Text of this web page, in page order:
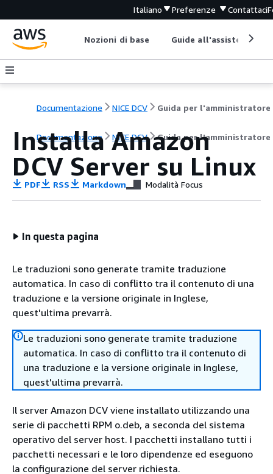
Italiano Preferenze Contattaci
Nozioni di base Guide all'assistenza
Documentazione NICE DCV Guida per l'amministratore
Documentazione NICE DCV Guida per l'amministratore
Installa Amazon
DCV Server su Linux
PDF RSS Markdown Modalità Focus
In questa pagina
Le traduzioni sono generate tramite traduzione
automatica. In caso di conflitto tra il contenuto di una
traduzione e la versione originale in Inglese,
quest'ultima prevarrà.
Le traduzioni sono generate tramite traduzione
automatica. In caso di conflitto tra il contenuto di
una traduzione e la versione originale in Inglese,
quest'ultima prevarrà.
Il server Amazon DCV viene installato utilizzando una
serie di pacchetti RPM o.deb, a seconda del sistema
operativo del server host. I pacchetti installano tutti i
pacchetti necessari e le loro dipendenze ed eseguono
la configurazione del server richiesta.